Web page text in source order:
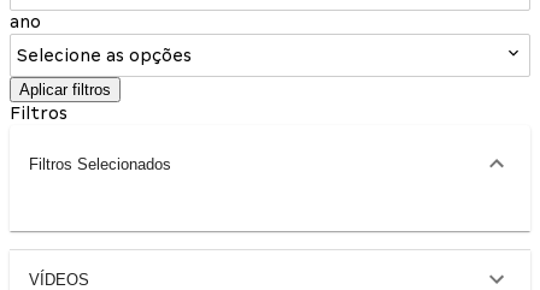
ano
Selecione as opções
Aplicar filtros
Filtros
Filtros Selecionados
VÍDEOS